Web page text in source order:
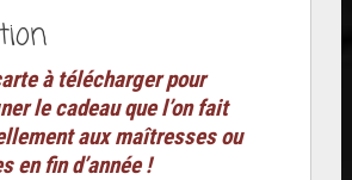
à télécharger pour
le cadeau que l’on fait
aux maîtresses ou
en fin d’année !